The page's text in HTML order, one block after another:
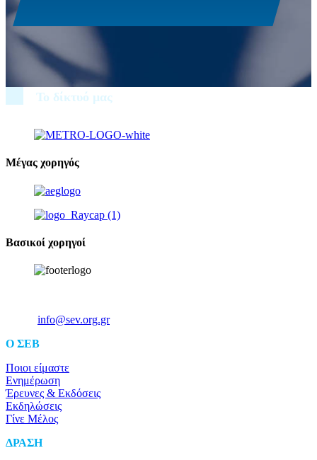
Το δίκτυό μας
Μέγας χορηγός
Βασικοί χορηγοί
info@sev.org.gr
O ΣΕΒ
Ποιοι είμαστε
Ενημέρωση
Έρευνες & Εκδόσεις
Εκδηλώσεις
Γίνε Μέλος
ΔΡΑΣΗ